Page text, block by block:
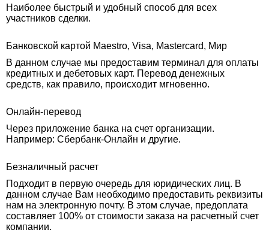
Наиболее быстрый и удобный способ для всех
участников сделки.
Банковской картой Maestro, Visa, Mastercard, Мир
В данном случае мы предоставим терминал для оплаты
кредитных и дебетовых карт. Перевод денежных
средств, как правило, происходит мгновенно.
Онлайн-перевод
Через приложение банка на счет организации.
Например: Сбербанк-Онлайн и другие.
Безналичный расчет
Подходит в первую очередь для юридических лиц. В
данном случае Вам необходимо предоставить реквизиты
нам на электронную почту. В этом случае, предоплата
составляет 100% от стоимости заказа на расчетный счет
компании.